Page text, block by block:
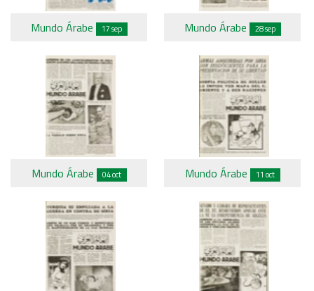
Mundo Árabe 17 sep Mundo Árabe 28 sep
Mundo Árabe 04 oct Mundo Árabe 11 oct